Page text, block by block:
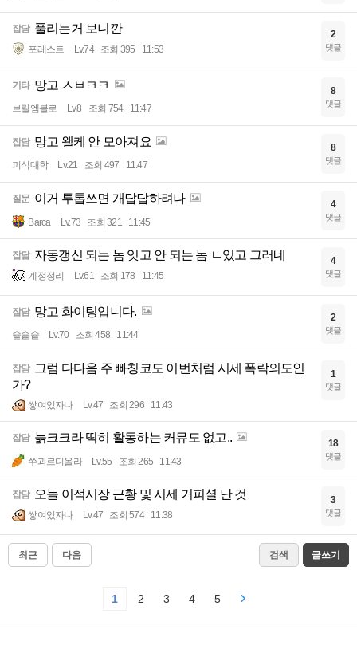
잡담 풀리는거 보니깐
포레스트 Lv.74 조회 395 11:53
2
댓글
기타 망고 ㅅㅂㅋㅋ
브릴엠볼로 Lv.8 조회 754 11:47
8
댓글
잡담 망고 왤케 안 모아져요
피식대학 Lv.21 조회 497 11:47
8
댓글
질문 이거 투톱쓰면 개답답하려나
Barca Lv.73 조회 321 11:45
4
댓글
잡담 자동갱신 되는 놈 잇고 안 되는 놈 ㄴ있고 그러네
계정정리 Lv.61 조회 178 11:45
4
댓글
잡담 망고 화이팅입니다.
슡슡슡 Lv.70 조회 458 11:44
2
댓글
잡담 그럼 다다음 주 빠칭코도 이번처럼 시세 폭락의도인
가?
쌓여있자나 Lv.47 조회 296 11:43
1
댓글
잡담 늙크크라 띡히 활동하는 커뮤도 없고..
쑤과르디올라 Lv.55 조회 265 11:43
18
댓글
잡담 오늘 이적시장 근황 및 시세 거피셜 난 것
쌓여있자나 Lv.47 조회 574 11:38
3
댓글
최근 다음 검색 글쓰기
1 2 3 4 5